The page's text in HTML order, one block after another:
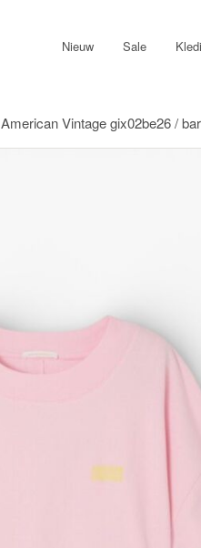
Nieuw Sale
American Vintage gix02be26 /